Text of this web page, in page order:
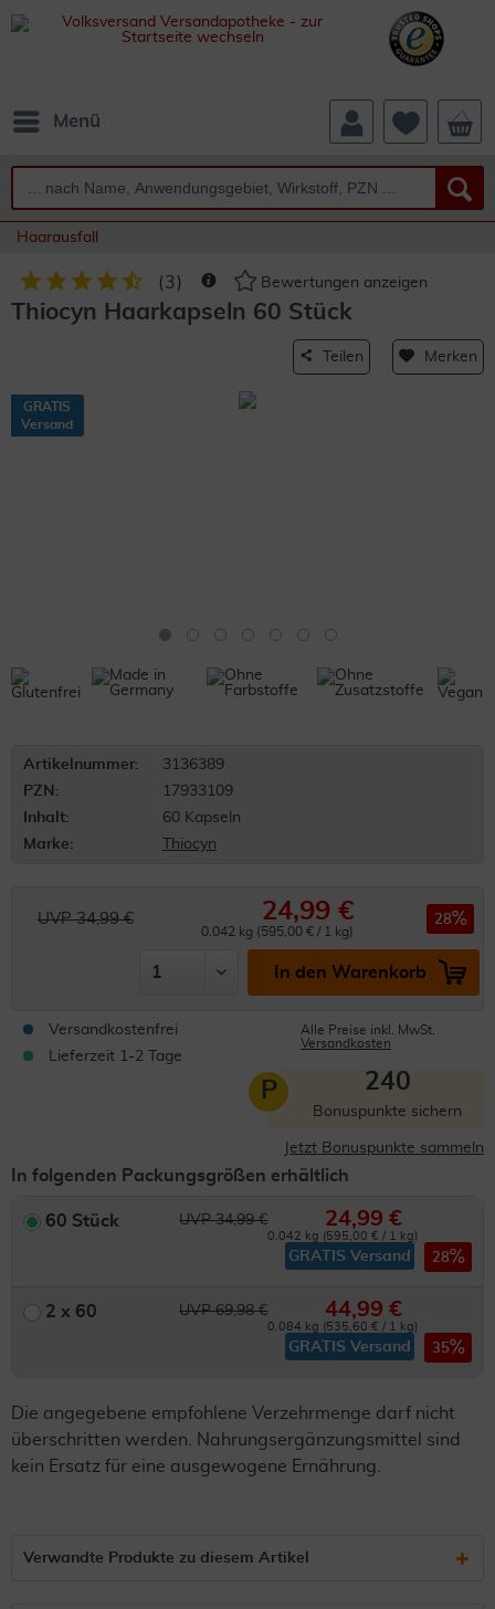
Menü
Haarausfall
(3) Bewertungen anzeigen
Thiocyn Haarkapseln 60 Stück
Teilen Merken
GRATIS
Versand
Artikelnummer:
3136389
PZN:
17933109
Inhalt:
60 Kapseln
Marke:
Thiocyn
UVP 34,99 € 24,99 €
0.042 kg (595,00 € / 1 kg)
28
In den Warenkorb
Versandkostenfrei
Lieferzeit 1-2 Tage
Alle Preise inkl. MwSt.
Versandkosten
P 240
Bonuspunkte sichern
Jetzt Bonuspunkte sammeln
In folgenden Packungsgrößen erhältlich
60 Stück UVP 34,99 € 24,99 €
0.042 kg (595,00 € / 1 kg)
GRATIS Versand 28
2 x 60 UVP 69,98 € 44,99 €
0.084 kg (535,60 € / 1 kg)
GRATIS Versand 35
Die angegebene empfohlene Verzehrmenge darf nicht
überschritten werden. Nahrungsergänzungsmittel sind
kein Ersatz für eine ausgewogene Ernährung.
Verwandte Produkte zu diesem Artikel